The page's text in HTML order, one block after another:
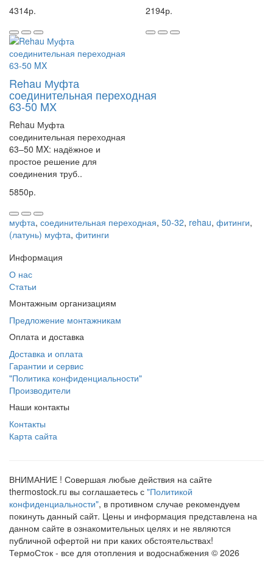
4314р.
2194р.
Rehau Муфта
соединительная переходная
63-50 MX
Rehau Муфта
соединительная переходная
63–50 MX: надёжное и
простое решение для
соединения труб..
5850р.
муфта, соединительная переходная, 50-32, rehau, фитинги,
(латунь) муфта, фитинги
Информация
О нас
Статьи
Монтажным организациям
Предложение монтажникам
Оплата и доставка
Доставка и оплата
Гарантии и сервис
"Политика конфиденциальности"
Производители
Наши контакты
Контакты
Карта сайта
ВНИМАНИЕ ! Совершая любые действия на сайте
thermostock.ru вы соглашаетесь с "Политикой
конфиденциальности", в противном случае рекомендуем
покинуть данный сайт. Цены и информация представлена на
данном сайте в ознакомительных целях и не являются
публичной офертой ни при каких обстоятельствах!
ТермоСток - все для отопления и водоснабжения © 2026